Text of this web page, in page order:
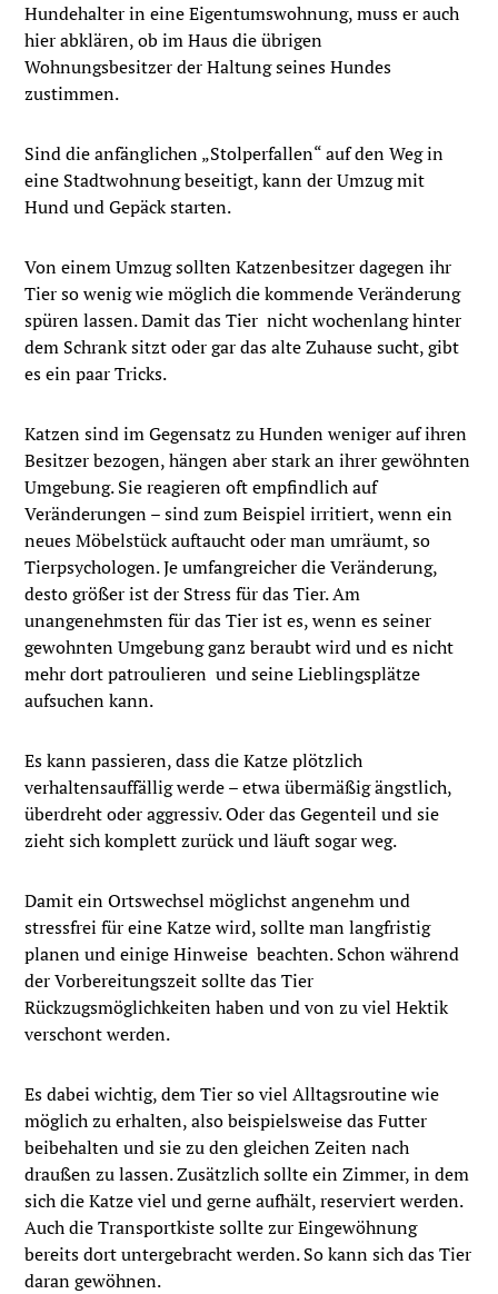
Hundehalter in eine Eigentumswohnung, muss er auch
hier abklären, ob im Haus die übrigen
Wohnungsbesitzer der Haltung seines Hundes
zustimmen.
Sind die anfänglichen „Stolperfallen“ auf den Weg in
eine Stadtwohnung beseitigt, kann der Umzug mit
Hund und Gepäck starten.
Von einem Umzug sollten Katzenbesitzer dagegen ihr
Tier so wenig wie möglich die kommende Veränderung
spüren lassen. Damit das Tier nicht wochenlang hinter
dem Schrank sitzt oder gar das alte Zuhause sucht, gibt
es ein paar Tricks.
Katzen sind im Gegensatz zu Hunden weniger auf ihren
Besitzer bezogen, hängen aber stark an ihrer gewöhnten
Umgebung. Sie reagieren oft empfindlich auf
Veränderungen – sind zum Beispiel irritiert, wenn ein
neues Möbelstück auftaucht oder man umräumt, so
Tierpsychologen. Je umfangreicher die Veränderung,
desto größer ist der Stress für das Tier. Am
unangenehmsten für das Tier ist es, wenn es seiner
gewohnten Umgebung ganz beraubt wird und es nicht
mehr dort patroulieren und seine Lieblingsplätze
aufsuchen kann.
Es kann passieren, dass die Katze plötzlich
verhaltensauffällig werde – etwa übermäßig ängstlich,
überdreht oder aggressiv. Oder das Gegenteil und sie
zieht sich komplett zurück und läuft sogar weg.
Damit ein Ortswechsel möglichst angenehm und
stressfrei für eine Katze wird, sollte man langfristig
planen und einige Hinweise beachten. Schon während
der Vorbereitungszeit sollte das Tier
Rückzugsmöglichkeiten haben und von zu viel Hektik
verschont werden.
Es dabei wichtig, dem Tier so viel Alltagsroutine wie
möglich zu erhalten, also beispielsweise das Futter
beibehalten und sie zu den gleichen Zeiten nach
draußen zu lassen. Zusätzlich sollte ein Zimmer, in dem
sich die Katze viel und gerne aufhält, reserviert werden.
Auch die Transportkiste sollte zur Eingewöhnung
bereits dort untergebracht werden. So kann sich das Tier
daran gewöhnen.